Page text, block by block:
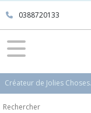
0388720133
Créateur de Jolies